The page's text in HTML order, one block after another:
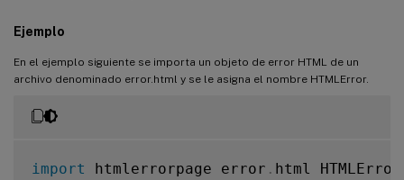
Ejemplo
En el ejemplo siguiente se importa un objeto de error HTML de un
archivo denominado error.html y se le asigna el nombre HTMLError.
import htmlerrorpage error . html HTMLError